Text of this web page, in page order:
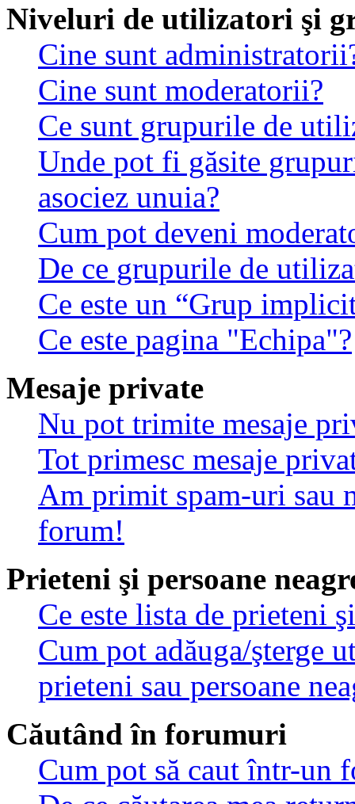
Niveluri de utilizatori şi
Cine sunt
Cine sunt moderatorii?
Ce sunt grupurile de
Unde pot fi găsite
asociez unuia?
Cum pot deveni
De ce grupurile de
Ce este un “Grup
Ce este pagina "Echipa"?
Mesaje private
Nu pot trimite mesaje
Tot primesc mesaje
Am primit spam-uri sau
forum!
Prieteni şi persoane
Ce este lista de prieteni
Cum pot adăuga/şterge
prieteni sau persoane
Căutând în forumuri
Cum pot să caut într-un